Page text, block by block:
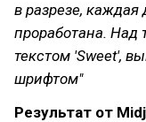
в разрезе, каждая
проработана. Над
текстом 'Sweet',
шрифтом"
Результат от